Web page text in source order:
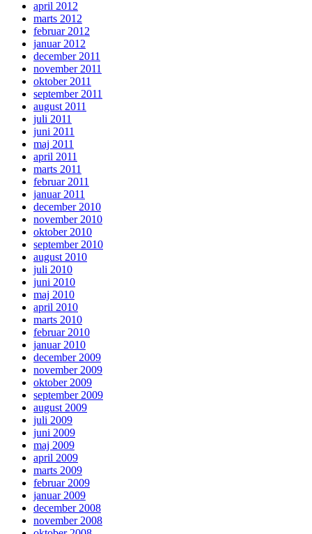
april 2012
marts 2012
februar 2012
januar 2012
december 2011
november 2011
oktober 2011
september 2011
august 2011
juli 2011
juni 2011
maj 2011
april 2011
marts 2011
februar 2011
januar 2011
december 2010
november 2010
oktober 2010
september 2010
august 2010
juli 2010
juni 2010
maj 2010
april 2010
marts 2010
februar 2010
januar 2010
december 2009
november 2009
oktober 2009
september 2009
august 2009
juli 2009
juni 2009
maj 2009
april 2009
marts 2009
februar 2009
januar 2009
december 2008
november 2008